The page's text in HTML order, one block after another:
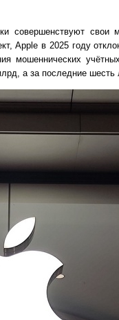
совершенствуют свои
Apple в 2025 году
мошеннических
а за последние